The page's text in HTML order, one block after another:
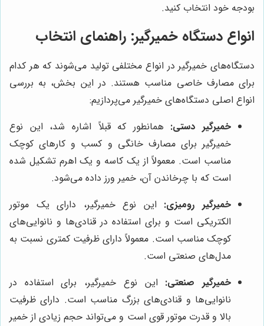
بودجه خود انتخاب کنید.
انواع دستگاه خمیرگیر: راهنمای انتخاب
دستگاه‌های خمیرگیر در انواع مختلفی تولید می‌شوند که هر کدام
برای مصارف خاصی مناسب هستند. در این بخش، به بررسی
انواع اصلی دستگاه‌های خمیرگیر می‌پردازیم:
خمیرگیر دستی: همانطور که قبلاً اشاره شد، این نوع
خمیرگیر برای مصارف خانگی و کسب و کارهای کوچک
مناسب است. معمولاً از یک کاسه و یک اهرم تشکیل شده
است که با چرخاندن آن، خمیر ورز داده می‌شود.
خمیرگیر رومیزی: این نوع خمیرگیر، دارای یک موتور
الکتریکی است و برای استفاده در قنادی‌ها و نانوایی‌های
کوچک مناسب است. معمولاً دارای ظرفیت کمتری نسبت به
مدل‌های صنعتی است.
خمیرگیر صنعتی: این نوع خمیرگیر، برای استفاده در
نانوایی‌ها و قنادی‌های بزرگ مناسب است. دارای ظرفیت
بالا و قدرت موتور قوی است و می‌تواند حجم زیادی از خمیر